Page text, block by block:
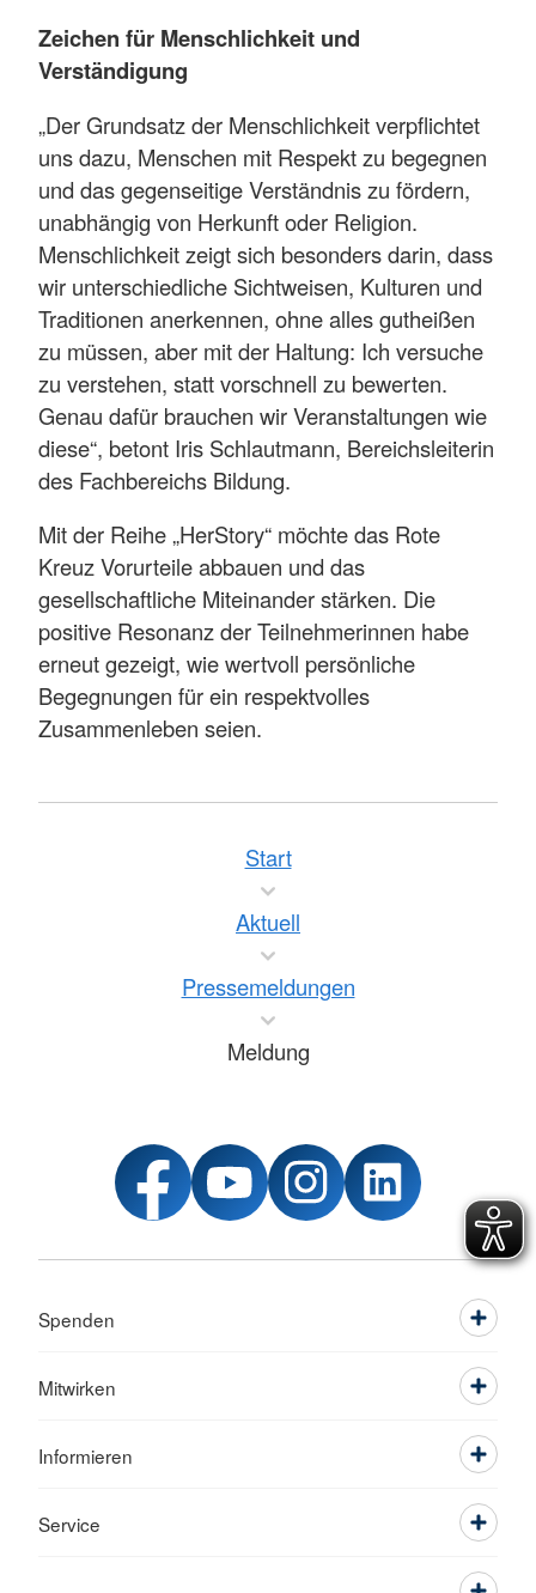
Zeichen für Menschlichkeit und
Verständigung
„Der Grundsatz der Menschlichkeit verpflichtet
uns dazu, Menschen mit Respekt zu begegnen
und das gegenseitige Verständnis zu fördern,
unabhängig von Herkunft oder Religion.
Menschlichkeit zeigt sich besonders darin, dass
wir unterschiedliche Sichtweisen, Kulturen und
Traditionen anerkennen, ohne alles gutheißen
zu müssen, aber mit der Haltung: Ich versuche
zu verstehen, statt vorschnell zu bewerten.
Genau dafür brauchen wir Veranstaltungen wie
diese“, betont Iris Schlautmann, Bereichsleiterin
des Fachbereichs Bildung.
Mit der Reihe „HerStory“ möchte das Rote
Kreuz Vorurteile abbauen und das
gesellschaftliche Miteinander stärken. Die
positive Resonanz der Teilnehmerinnen habe
erneut gezeigt, wie wertvoll persönliche
Begegnungen für ein respektvolles
Zusammenleben seien.
Start
Aktuell
Pressemeldungen
Meldung
Spenden
Mitwirken
Informieren
Service